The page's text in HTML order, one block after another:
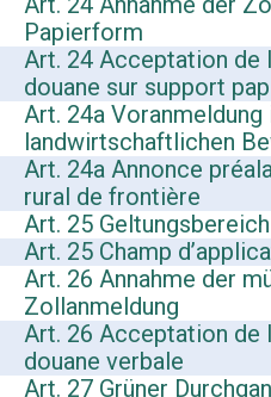
Papierform
Art. 24 Acceptation de
douane sur support
Art. 24a Voranmeldung
landwirtschaftlichen
Art. 24a Annonce
rural de frontière
Art. 25 Geltungsbereich
Art. 25 Champ
Art. 26 Annahme der
Zollanmeldung
Art. 26 Acceptation de
douane verbale
Art. 27 Grüner